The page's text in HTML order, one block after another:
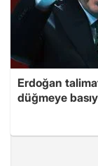
Erdoğan
düğmeye